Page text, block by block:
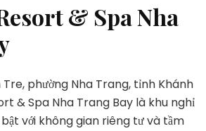
& Spa Nha
Tre, phường Nha Trang, tỉnh Khánh
& Spa Nha Trang Bay là khu nghỉ
với không gian riêng tư và tầm